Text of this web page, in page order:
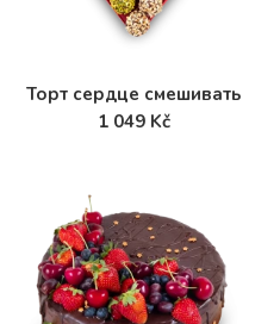
Торт сердце смешивать
1 049 Kč